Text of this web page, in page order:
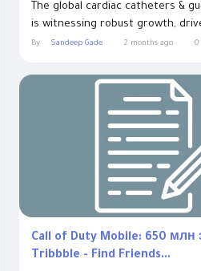
The global cardiac catheters &
is witnessing robust growth,
By Sandeep Gade 2 months ago 0
Call of Duty Mobile: 650 млн
Tribbble - Find Friends...